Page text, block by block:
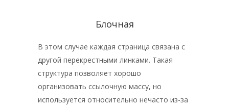
Блочная
В этом случае каждая страница связана с
другой перекрестными линками. Такая
структура позволяет хорошо
организовать ссылочную массу, но
используется относительно нечасто из-за